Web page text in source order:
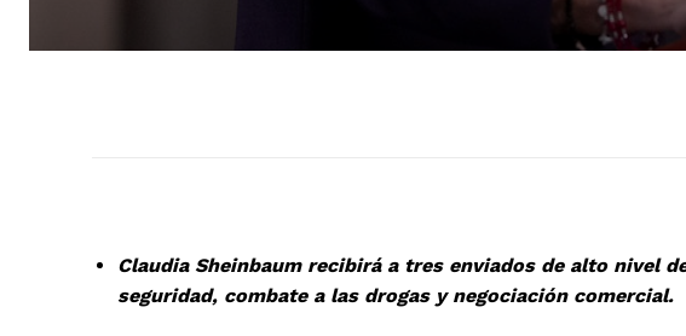
Claudia Sheinbaum recibirá a tres enviados de alto nivel
seguridad, combate a las drogas y negociación comercial.